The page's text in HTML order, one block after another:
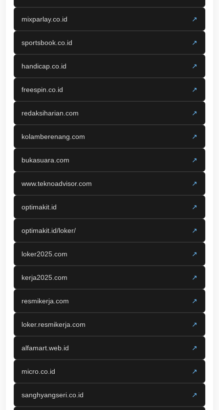
mixparlay.co.id ↗
sportsbook.co.id ↗
handicap.co.id ↗
freespin.co.id ↗
redaksiharian.com ↗
kolamberenang.com ↗
bukasuara.com ↗
www.teknoadvisor.com ↗
optimakit.id ↗
optimakit.id/loker/ ↗
loker2025.com ↗
kerja2025.com ↗
resmikerja.com ↗
loker.resmikerja.com ↗
alfamart.web.id ↗
micro.co.id ↗
sanghyangseri.co.id ↗